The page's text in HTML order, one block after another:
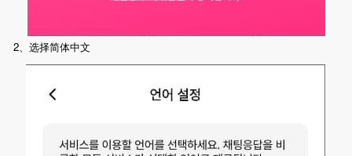
2、选择简体中文